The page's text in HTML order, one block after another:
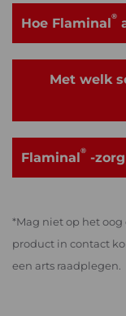
Hoe Flaminal®
Met welk
Flaminal® -
*Mag niet op het
product in contact
een arts raadplegen.